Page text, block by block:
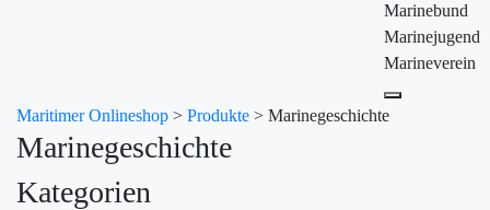
Marinebund
Marinejugend
Marineverein
Maritimer Onlineshop > Produkte > Marinegeschichte
Marinegeschichte
Kategorien